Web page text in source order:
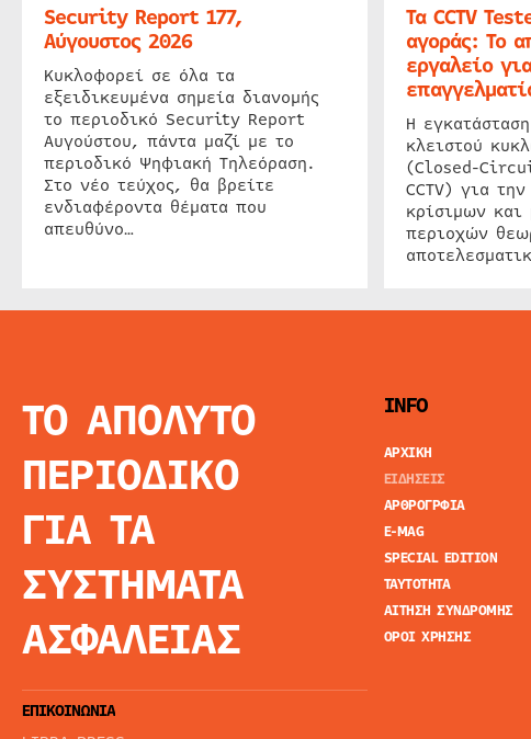
Security Report 177,
Αύγουστος 2026
Κυκλοφορεί σε όλα τα
εξειδικευμένα σημεία διανομής
το περιοδικό Security Report
Αυγούστου, πάντα μαζί με το
περιοδικό Ψηφιακή Τηλεόραση.
Στο νέο τεύχος, θα βρείτε
ενδιαφέροντα θέματα που
απευθύνο…
Τα CCTV
αγοράς: Το
εργαλείο
Η
κλειστού
(Closed-
CCTV) για
κρίσιμων
περιοχών
ΤΟ ΑΠΟΛΥΤΟ
ΠΕΡΙΟΔΙΚΟ
ΓΙΑ ΤΑ
ΣΥΣΤΗΜΑΤΑ
ΑΣΦΑΛΕΙΑΣ
ΕΠΙΚΟΙΝΩΝΙΑ
INFO
ΑΡΧΙΚΗ
ΕΙΔΗΣΕΙΣ
ΑΡΘΡΟΓΡΦΙΑ
E-MAG
SPECIAL EDITION
ΤΑΥΤΟΤΗΤΑ
ΑΙΤΗΣΗ ΣΥΝΔΡΟΜΗΣ
ΟΡΟΙ ΧΡΗΣΗΣ